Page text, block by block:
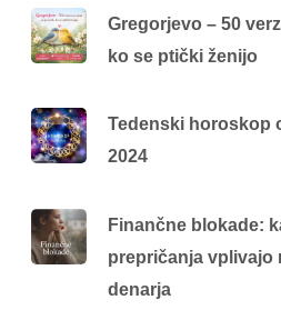
Gregorjevo – 50
ko se ptički ženijo
Tedenski horoskop
2024
Finančne blokade:
prepričanja vplivajo
denarja